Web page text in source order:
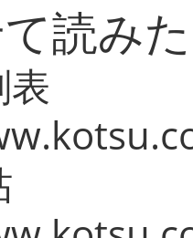
読み
表